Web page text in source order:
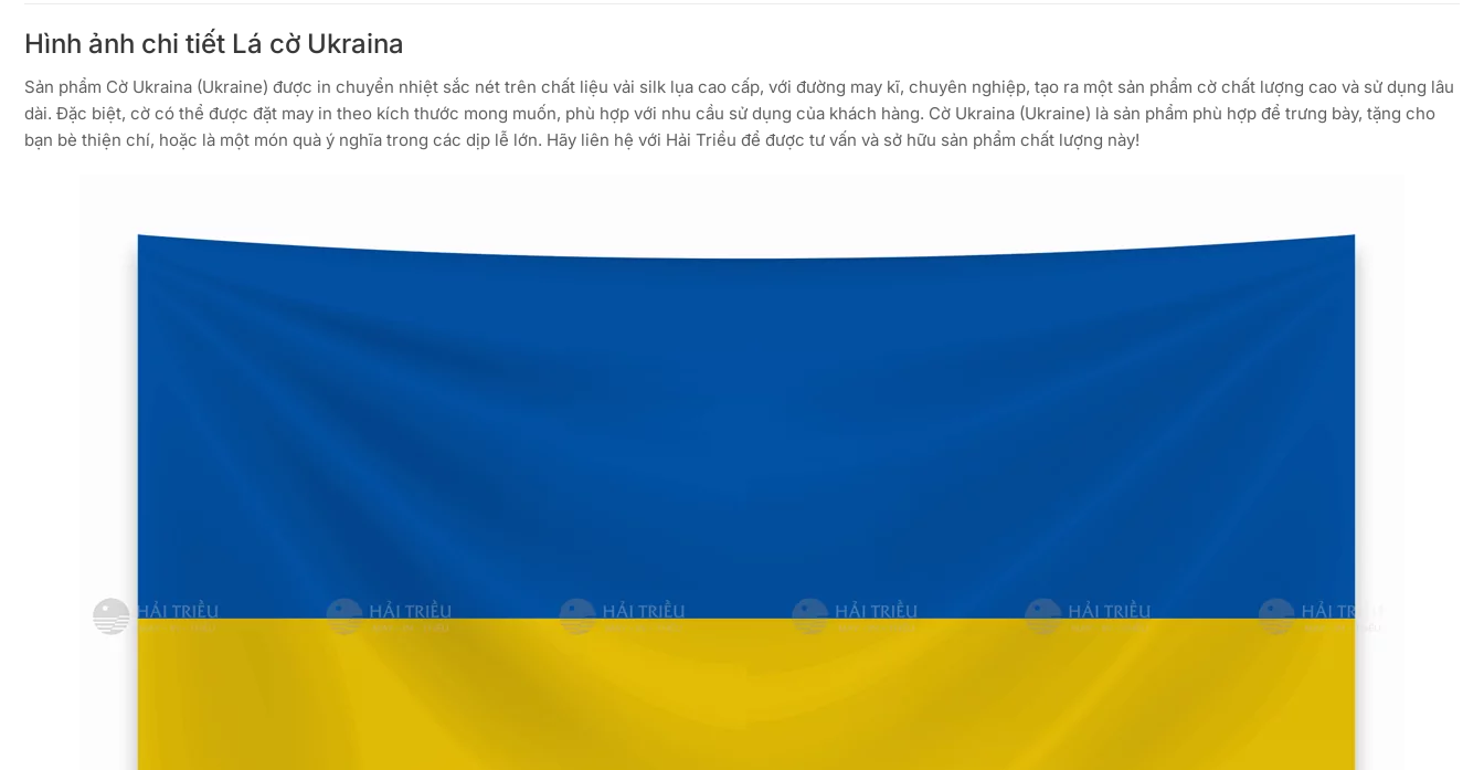
Hình ảnh chi tiết Lá cờ Ukraina
Sản phẩm Cờ Ukraina (Ukraine) được in chuyển nhiệt sắc nét trên chất liệu vải silk lụa cao cấp, với đường may kĩ, chuyên nghiệp, tạo ra một sản phẩm cờ chất lượng cao và sử dụng lâu
dài. Đặc biệt, cờ có thể được đặt may in theo kích thước mong muốn, phù hợp với nhu cầu sử dụng của khách hàng. Cờ Ukraina (Ukraine) là sản phẩm phù hợp để trưng bày, tặng cho
bạn bè thiện chí, hoặc là một món quà ý nghĩa trong các dịp lễ lớn. Hãy liên hệ với Hải Triều để được tư vấn và sở hữu sản phẩm chất lượng này!